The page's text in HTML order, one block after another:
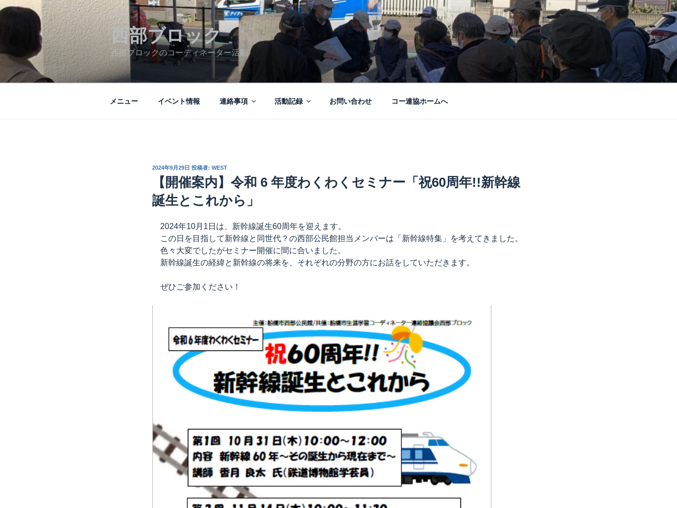
コ
ツ
西部ブロック
西部ブロックのコーディネーター活動
メニュー イベント情報 連絡事項 活動記録 お問い合わせ コー連協ホームへ
投
2024年9月29日 投稿者: WEST
【開催案内】令和 6 年度わくわくセミナー「祝60周年!!新幹線
誕生とこれから」
2024年10月1日は、新幹線誕生60周年を迎えます。
この日を目指して新幹線と同世代？の西部公民館担当メンバーは「新幹線特集」を考えてきました。
色々大変でしたがセミナー開催に間に合いました。
新幹線誕生の経緯と新幹線の将来を、それぞれの分野の方にお話をしていただきます。
ぜひご参加ください！